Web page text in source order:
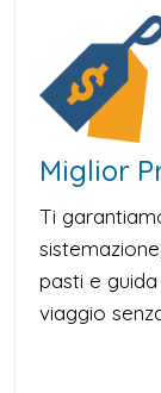
Miglior
Ti
pasti e
viaggio